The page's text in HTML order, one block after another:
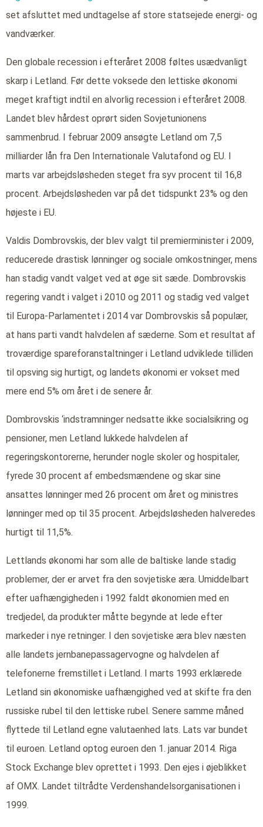
set afsluttet med undtagelse af store statsejede energi- og
vandværker.
Den globale recession i efteråret 2008 føltes usædvanligt
skarp i Letland. Før dette voksede den lettiske økonomi
meget kraftigt indtil en alvorlig recession i efteråret 2008.
Landet blev hårdest oprørt siden Sovjetunionens
sammenbrud. I februar 2009 ansøgte Letland om 7,5
milliarder lån fra Den Internationale Valutafond og EU. I
marts var arbejdsløsheden steget fra syv procent til 16,8
procent. Arbejdsløsheden var på det tidspunkt 23% og den
højeste i EU.
Valdis Dombrovskis, der blev valgt til premierminister i 2009,
reducerede drastisk lønninger og sociale omkostninger, mens
han stadig vandt valget ved at øge sit sæde. Dombrovskis
regering vandt i valget i 2010 og 2011 og stadig ved valget
til Europa-Parlamentet i 2014 var Dombrovskis så populær,
at hans parti vandt halvdelen af sæderne. Som et resultat af
troværdige spareforanstaltninger i Letland udviklede tilliden
til opsving sig hurtigt, og landets økonomi er vokset med
mere end 5% om året i de senere år.
Dombrovskis ‘indstramninger nedsatte ikke socialsikring og
pensioner, men Letland lukkede halvdelen af
regeringskontorerne, herunder nogle skoler og hospitaler,
fyrede 30 procent af embedsmændene og skar sine
ansattes lønninger med 26 procent om året og ministres
lønninger med op til 35 procent. Arbejdsløsheden halveredes
hurtigt til 11,5%.
Lettlands økonomi har som alle de baltiske lande stadig
problemer, der er arvet fra den sovjetiske æra. Umiddelbart
efter uafhængigheden i 1992 faldt økonomien med en
tredjedel, da produkter måtte begynde at lede efter
markeder i nye retninger. I den sovjetiske æra blev næsten
alle landets jernbanepassagervogne og halvdelen af
telefonerne fremstillet i Letland. I marts 1993 erklærede
Letland sin økonomiske uafhængighed ved at skifte fra den
russiske rubel til den lettiske rubel. Senere samme måned
flyttede til Letland egne valutaenhed lats. Lats var bundet
til euroen. Letland optog euroen den 1. januar 2014. Riga
Stock Exchange blev oprettet i 1993. Den ejes i øjeblikket
af OMX. Landet tiltrådte Verdenshandelsorganisationen i
1999.